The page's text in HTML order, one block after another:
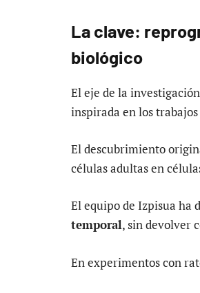
La clave:
biológico
El eje de la
inspirada en los
El descubrimiento
células adultas en
El equipo de Izpisua ha
temporal, sin devolver
En experimentos con